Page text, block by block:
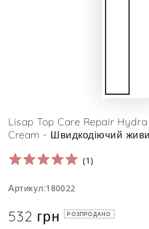
Lisap Top Care Repair
Cream - Швидкодіючий
(1 )
Артикул:180022
Ціна
532 грн РОЗПРОДАНО